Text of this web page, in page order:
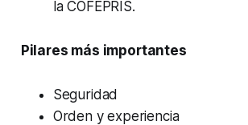
la COFEPRIS.
Pilares más importantes
Seguridad
Orden y experiencia